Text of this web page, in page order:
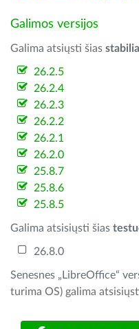
Galimos versijos
Galima atsiųsti šias
26.2.5
26.2.4
26.2.3
26.2.2
26.2.1
26.2.0
25.8.7
25.8.6
25.8.5
Galima atsisiųsti šias
26.8.0
Senesnes „LibreOffice“
turima OS) galima